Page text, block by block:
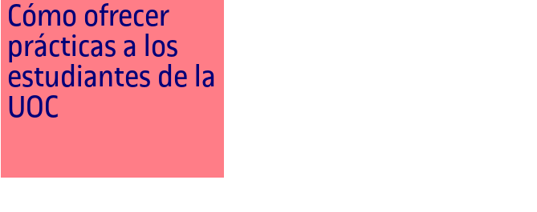
Cómo ofrecer
prácticas a los
estudiantes de la
UOC